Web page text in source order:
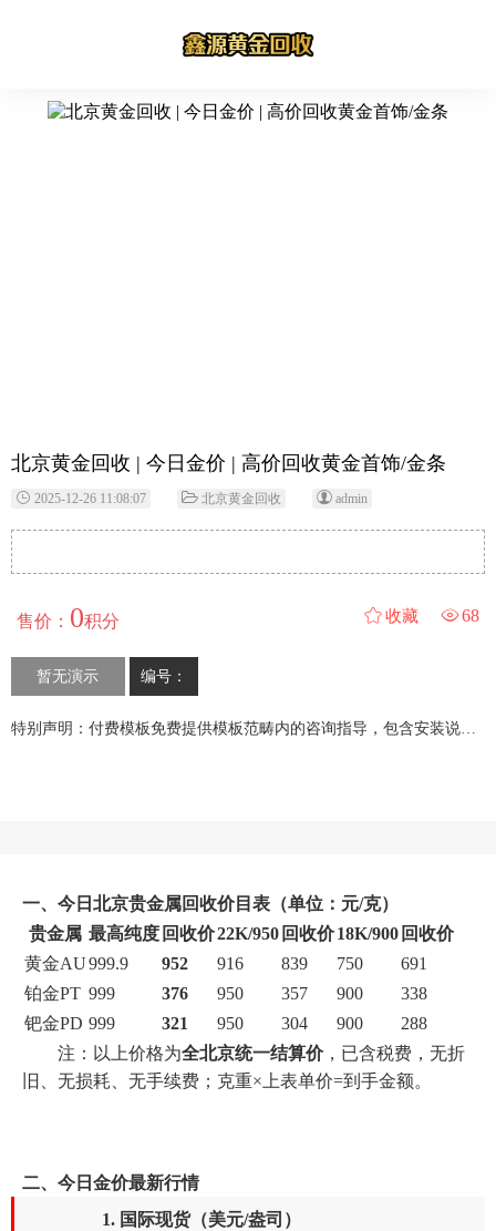
北京黄金回收 | 今日金价 | 高价回收黄金首饰/金条
2025-12-26 11:08:07 北京黄金回收 admin
售价： 0积分 68
收藏
暂无演示 编号：
特别声明：付费模板免费提供模板范畴内的咨询指导，包含安装说明文档； 支持付费安装、修改、定制等增值服务。
一、今日北京贵金属回收价目表（单位：元/克）
贵金属 最高纯度 回收价22K/950 回收价18K/900 回收价
黄金AU999.9 952 916 839 750
691
铂金PT 999 376 950 357 900
338
钯金PD 999 321 950 304 900
288
注：以上价格为全北京统一结算价，已含税费，无折
旧、无损耗、无手续费；克重×上表单价=到手金额。
二、今日金价最新行情
1. 国际现货（美元/盎司）